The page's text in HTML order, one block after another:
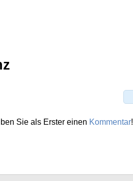
Sie als Erster einen Kommentar!